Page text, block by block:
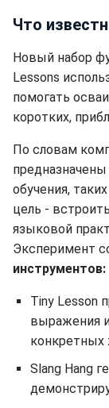
Что
Новый набор
Lessons
помогать
коротких,
По словам
обучения,
цель -
языковой
Эксперимент
инструментов:
Tiny Lesson
выражения
конкретных
Slang Hang